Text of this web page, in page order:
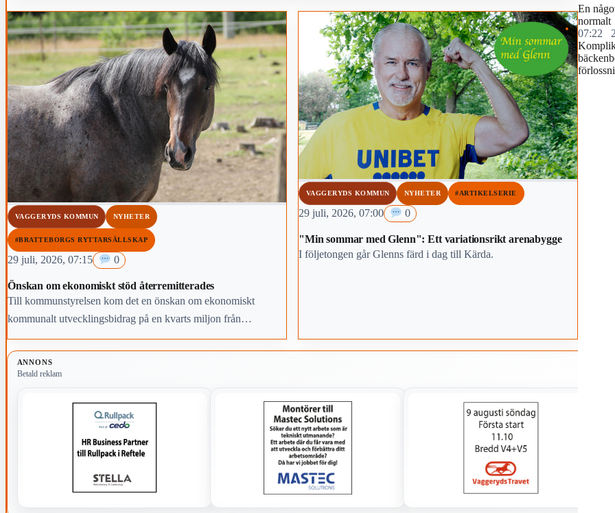
VAGGERYDS KOMMUN NYHETER
#BRATTEBORGS RYTTARSÄLLSKAP
29 juli, 2026, 07:15 0
Önskan om ekonomiskt stöd återremitterades
Till kommunstyrelsen kom det en önskan om ekonomiskt
kommunalt utvecklingsbidrag på en kvarts miljon från
Bratteborg Ryttarsällskap.
VAGGERYDS KOMMUN NYHETER #ARTIKELSERIE
29 juli, 2026, 07:00 0
"Min sommar med Glenn": Ett variationsrikt arenabygge
I följetongen går Glenns färd i dag till Kärda.
ANNONS
Betald reklam
En
normalt
07:22